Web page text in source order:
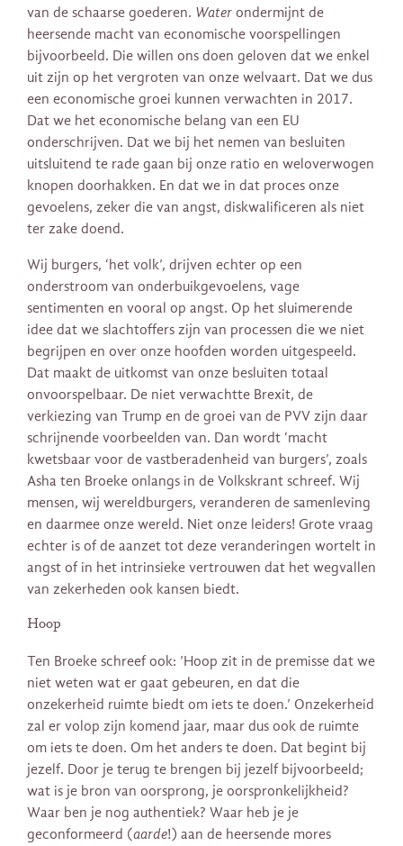
van de schaarse goederen. Water ondermijnt de
heersende macht van economische voorspellingen
bijvoorbeeld. Die willen ons doen geloven dat we enkel
uit zijn op het vergroten van onze welvaart. Dat we dus
een economische groei kunnen verwachten in 2017.
Dat we het economische belang van een EU
onderschrijven. Dat we bij het nemen van besluiten
uitsluitend te rade gaan bij onze ratio en weloverwogen
knopen doorhakken. En dat we in dat proces onze
gevoelens, zeker die van angst, diskwalificeren als niet
ter zake doend.
Wij burgers, ‘het volk’, drijven echter op een
onderstroom van onderbuikgevoelens, vage
sentimenten en vooral op angst. Op het sluimerende
idee dat we slachtoffers zijn van processen die we niet
begrijpen en over onze hoofden worden uitgespeeld.
Dat maakt de uitkomst van onze besluiten totaal
onvoorspelbaar. De niet verwachtte Brexit, de
verkiezing van Trump en de groei van de PVV zijn daar
schrijnende voorbeelden van. Dan wordt ‘macht
kwetsbaar voor de vastberadenheid van burgers’, zoals
Asha ten Broeke onlangs in de Volkskrant schreef. Wij
mensen, wij wereldburgers, veranderen de samenleving
en daarmee onze wereld. Niet onze leiders! Grote vraag
echter is of de aanzet tot deze veranderingen wortelt in
angst of in het intrinsieke vertrouwen dat het wegvallen
van zekerheden ook kansen biedt.
Hoop
Ten Broeke schreef ook: ’Hoop zit in de premisse dat we
niet weten wat er gaat gebeuren, en dat die
onzekerheid ruimte biedt om iets te doen.’ Onzekerheid
zal er volop zijn komend jaar, maar dus ook de ruimte
om iets te doen. Om het anders te doen. Dat begint bij
jezelf. Door je terug te brengen bij jezelf bijvoorbeeld;
wat is je bron van oorsprong, je oorspronkelijkheid?
Waar ben je nog authentiek? Waar heb je je
geconformeerd (aarde!) aan de heersende mores